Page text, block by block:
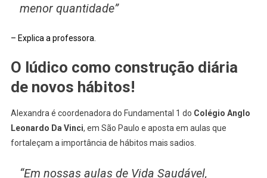
menor quantidade”
– Explica a professora.
O lúdico como construção diária
de novos hábitos!
Alexandra é coordenadora do Fundamental 1 do Colégio Anglo
Leonardo Da Vinci, em São Paulo e aposta em aulas que
fortaleçam a importância de hábitos mais sadios.
“Em nossas aulas de Vida Saudável,